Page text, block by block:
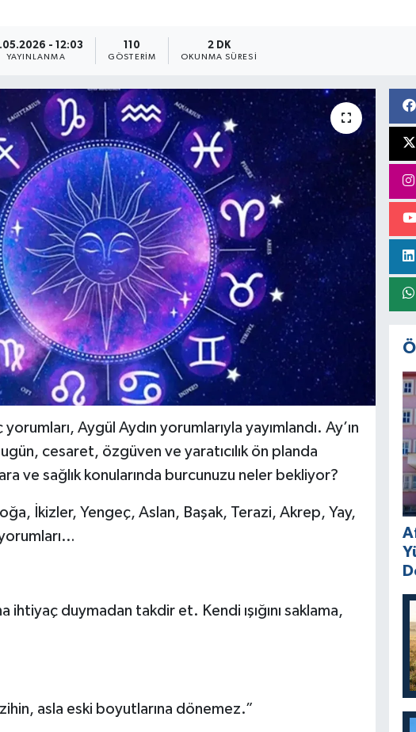
- 12:03
YAYINLANMA
110
GÖSTERIM
2 DK
OKUNMA SÜRESI
Aygül Aydın yorumlarıyla yayımlandı. Ay’ın
cesaret, özgüven ve yaratıcılık ön planda
ve sağlık konularında burcunuzu neler bekliyor?
İkizler, Yengeç, Aslan, Başak, Terazi, Akrep, Yay,
ihtiyaç duymadan takdir et. Kendi ışığını saklama,
asla eski boyutlarına dönemez.”